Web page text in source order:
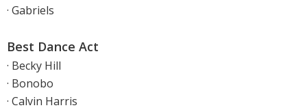
· Gabriels
Best Dance Act
· Becky Hill
· Bonobo
· Calvin Harris